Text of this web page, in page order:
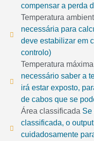
compensar a perda
Temperatura
necessária para
deve estabilizar em
controlo)
Temperatura
necessário saber a
irá estar exposto,
de cabos que se
Área classificada Se
classificada, o
cuidadosamente